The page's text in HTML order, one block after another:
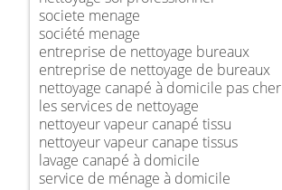
societe menage
société menage
entreprise de nettoyage bureaux
entreprise de nettoyage de bureaux
nettoyage canapé à domicile pas cher
les services de nettoyage
nettoyeur vapeur canapé tissu
nettoyeur vapeur canape tissus
lavage canapé à domicile
service de ménage à domicile